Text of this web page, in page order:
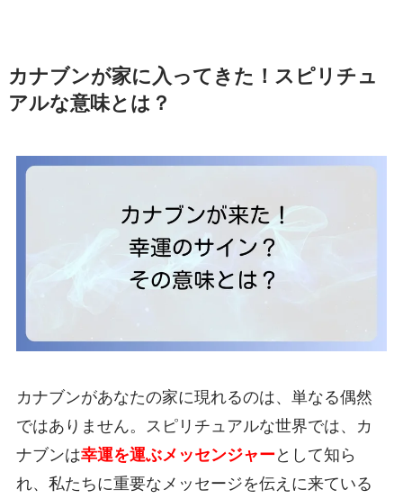
カナブンが家に入ってきた！スピリチュ
アルな意味とは？
カナブンがあなたの家に現れるのは、単なる偶然
ではありません。スピリチュアルな世界では、カ
ナブンは幸運を運ぶメッセンジャーとして知ら
れ、私たちに重要なメッセージを伝えに来ている